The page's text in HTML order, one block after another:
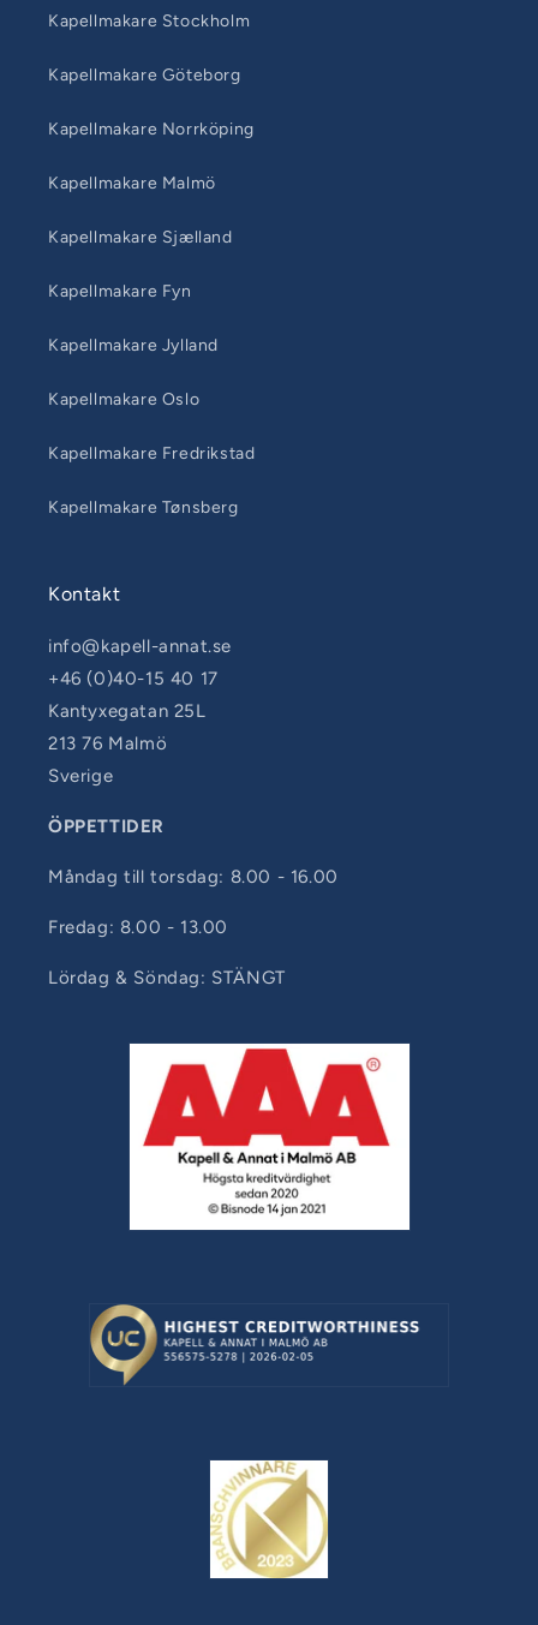
Kapellmakare Stockholm
Kapellmakare Göteborg
Kapellmakare Norrköping
Kapellmakare Malmö
Kapellmakare Sjælland
Kapellmakare Fyn
Kapellmakare Jylland
Kapellmakare Oslo
Kapellmakare Fredrikstad
Kapellmakare Tønsberg
Kontakt
info@kapell-annat.se
+46 (0)40-15 40 17
Kantyxegatan 25L
213 76 Malmö
Sverige
ÖPPETTIDER
Måndag till torsdag: 8.00 - 16.00
Fredag: 8.00 - 13.00
Lördag & Söndag: STÄNGT